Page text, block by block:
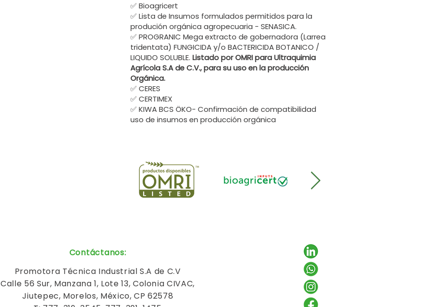
✅ Bioagricert
✅ Lista de Insumos formulados permitidos para la
produción orgánica agropecuaria - SENASICA.
✅ PROGRANIC Mega extracto de gobernadora (Larrea
tridentata) FUNGICIDA y/o BACTERICIDA BOTANICO /
LIQUIDO SOLUBLE. Listado por OMRI para Ultraquimia
Agrícola S.A de C.V., para su uso en la producción
Orgánica.
✅ CERES
✅ CERTIMEX
✅ KIWA BCS ÖKO- Confirmación de compatibilidad
uso de insumos en producción orgánica
Contáctanos:
Promotora Técnica Industrial S.A de C.V
Calle 56 Sur, Manzana 1, Lote 13, Colonia CIVAC,
Jiutepec, Morelos, México, CP 62578